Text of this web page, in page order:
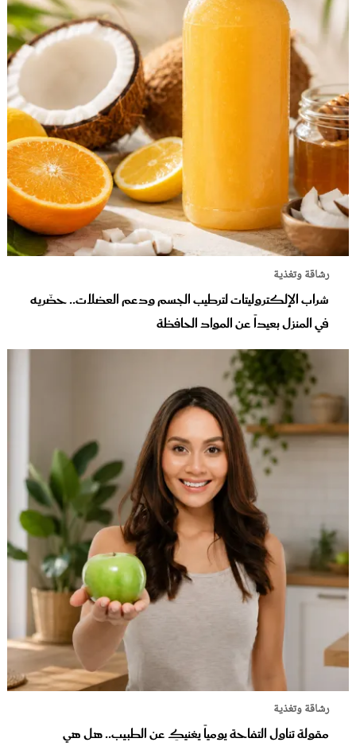
رشاقة وتغذية
شراب الإلكتروليتات لترطيب الجسم ودعم العضلات.. حضّريه
في المنزل بعيداً عن المواد الحافظة
رشاقة وتغذية
مقولة تناول التفاحة يومياً يغنيكِ عن الطبيب.. هل هي